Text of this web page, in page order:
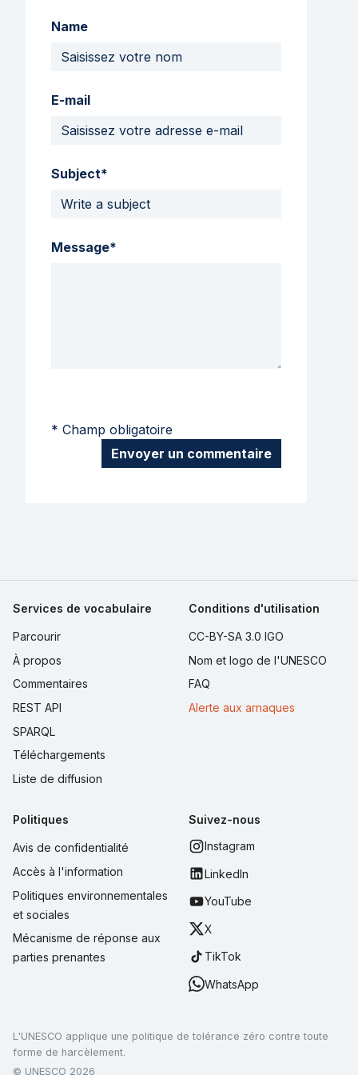
Name
E-mail
Subject*
Message*
* Champ obligatoire
Envoyer un commentaire
Services de vocabulaire
Parcourir
À propos
Commentaires
REST API
SPARQL
Téléchargements
Liste de diffusion
Conditions d'utilisation
CC-BY-SA 3.0 IGO
Nom et logo de l'UNESCO
FAQ
Alerte aux arnaques
Politiques
Avis de confidentialité
Accès à l'information
Politiques environnementales
et sociales
Mécanisme de réponse aux
parties prenantes
Suivez-nous
Instagram
LinkedIn
YouTube
X
TikTok
WhatsApp
L'UNESCO applique une politique de tolérance zéro contre toute
forme de harcèlement.
© UNESCO 2026